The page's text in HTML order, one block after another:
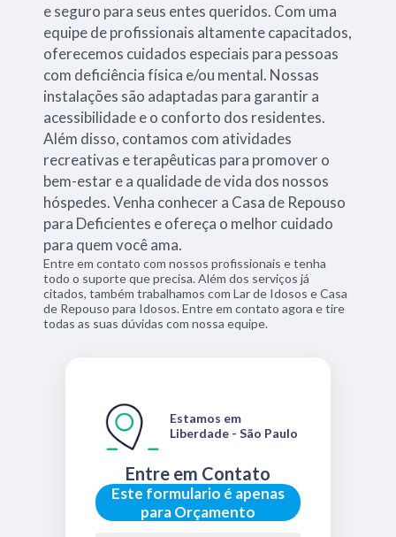
e seguro para seus entes queridos. Com uma
equipe de profissionais altamente capacitados,
oferecemos cuidados especiais para pessoas
com deficiência física e/ou mental. Nossas
instalações são adaptadas para garantir a
acessibilidade e o conforto dos residentes.
Além disso, contamos com atividades
recreativas e terapêuticas para promover o
bem-estar e a qualidade de vida dos nossos
hóspedes. Venha conhecer a Casa de Repouso
para Deficientes e ofereça o melhor cuidado
para quem você ama.
Entre em contato com nossos profissionais e tenha
todo o suporte que precisa. Além dos serviços já
citados, também trabalhamos com Lar de Idosos e Casa
de Repouso para Idosos. Entre em contato agora e tire
todas as suas dúvidas com nossa equipe.
Este formulario é apenas
para Orçamento
Entre em Contato
Estamos em
Liberdade - São Paulo